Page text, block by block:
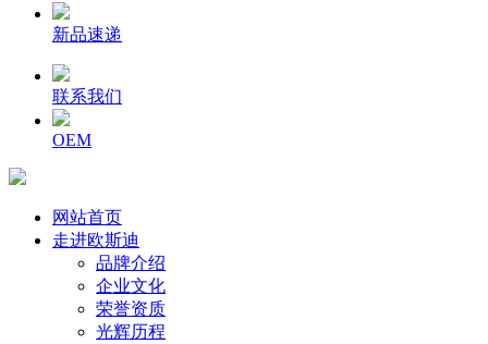
新品速递
联系我们
OEM
网站首页
走进欧斯迪
品牌介绍
企业文化
荣誉资质
光辉历程